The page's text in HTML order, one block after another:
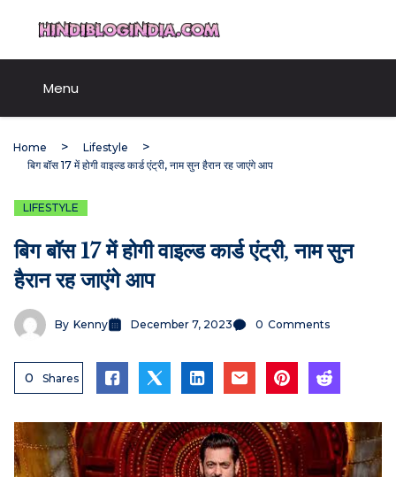
content
Menu
Home
Lifestyle
बिग बॉस 17 में होगी वाइल्ड कार्ड एंट्री, नाम सुन हैरान रह जाएंगे आप
LIFESTYLE
बिग बॉस 17 में होगी वाइल्ड कार्ड एंट्री, नाम सुन
हैरान रह जाएंगे आप
By Kenny December 7, 2023 0 Comments
0 Shares